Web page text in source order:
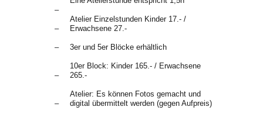
Atelier Einzelstunden Kinder 17.- /
Erwachsene 27.-
3er und 5er Blöcke erhältlich
10er Block: Kinder 165.- / Erwachsene
265.-
Atelier: Es können Fotos gemacht und
digital übermittelt werden (gegen Aufpreis)
–
–
–
–
–